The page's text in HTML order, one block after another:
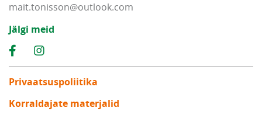
mait.tonisson@outlook.com
Jälgi meid
Privaatsuspoliitika
Korraldajate materjalid